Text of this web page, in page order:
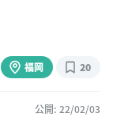
福岡 20
公開: 22/02/03